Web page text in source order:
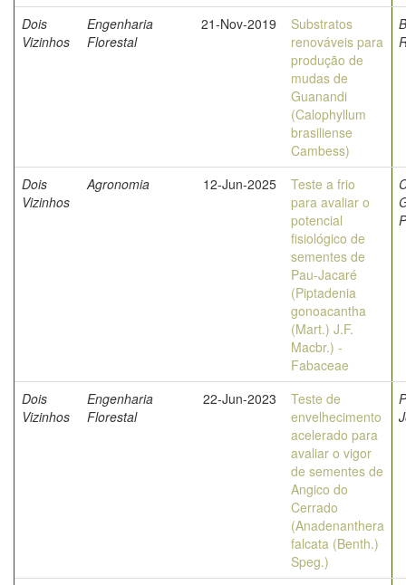
Dois
Vizinhos
Engenharia
Florestal
21-Nov-2019
Substratos
renováveis para
produção de
mudas de
Guanandi
(Calophyllum
brasiliense
Cambess)
Dois
Vizinhos
Agronomia 12-Jun-2025
Teste a frio
para avaliar o
potencial
fisiológico de
sementes de
Pau-Jacaré
(Piptadenia
gonoacantha
(Mart.) J.F.
Macbr.) -
Fabaceae
Dois
Vizinhos
Engenharia
Florestal
22-Jun-2023
Teste de
envelhecimento
acelerado para
avaliar o vigor
de sementes de
Angico do
Cerrado
(Anadenanthera
falcata (Benth.)
Speg.)